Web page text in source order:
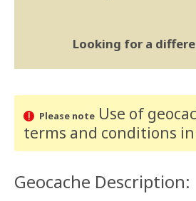
Looking for a
Please noteUse of
terms and conditions
Geocache Description: